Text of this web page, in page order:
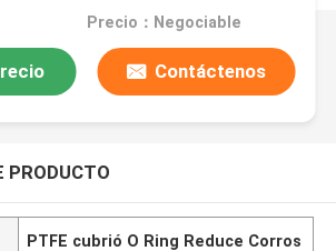
Precio：Negociable
Contáctenos
PRODUCTO
PTFE cubrió O Ring Reduce Corros